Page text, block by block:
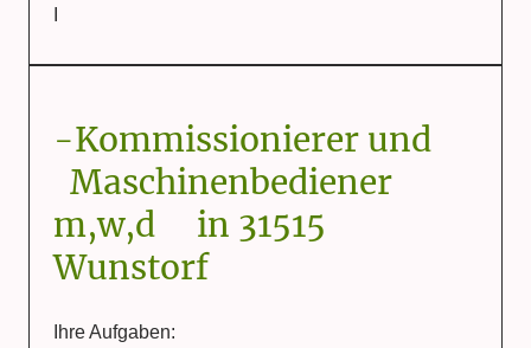
-Kommissionierer und
Maschinenbediener
m,w,d in 31515
Wunstorf
Ihre Aufgaben: